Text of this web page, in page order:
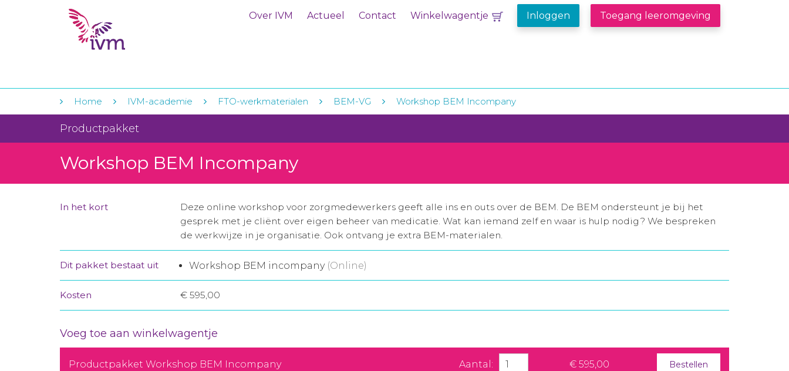
Over IVM Actueel Contact Winkelwagentje Inloggen Toegang leeromgeving
Home IVM-academie FTO-werkmaterialen BEM-VG Workshop BEM Incompany
Productpakket
Workshop BEM Incompany
In het kort
Deze online workshop voor zorgmedewerkers geeft alle ins en outs over de BEM. De BEM ondersteunt je bij het
gesprek met je cliënt over eigen beheer van medicatie. Wat kan iemand zelf en waar is hulp nodig? We bespreken
de werkwijze in je organisatie. Ook ontvang je extra BEM-materialen.
Dit pakket bestaat uit Workshop BEM incompany (Online)
Kosten € 595,00
Voeg toe aan winkelwagentje
Productpakket Workshop BEM Incompany Aantal: € 595,00 Bestellen